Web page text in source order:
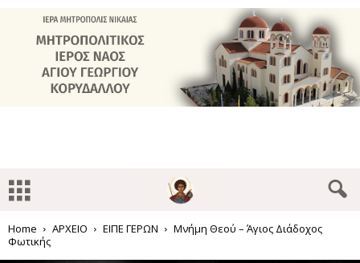
Home ΑΡΧΕΙΟ ΕΙΠΕ ΓΕΡΩΝ
Μνήμη Θεού – Άγιος Διάδοχος
Φωτικής